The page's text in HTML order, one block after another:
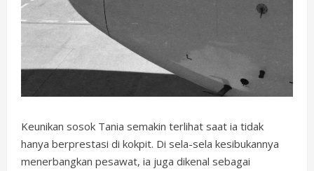
Keunikan sosok Tania semakin terlihat saat ia tidak
hanya berprestasi di kokpit. Di sela-sela kesibukannya
menerbangkan pesawat, ia juga dikenal sebagai